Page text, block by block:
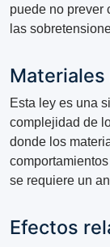
puede no prever
las
Esta ley es una
complejidad de
donde los
se requiere un
Efectos